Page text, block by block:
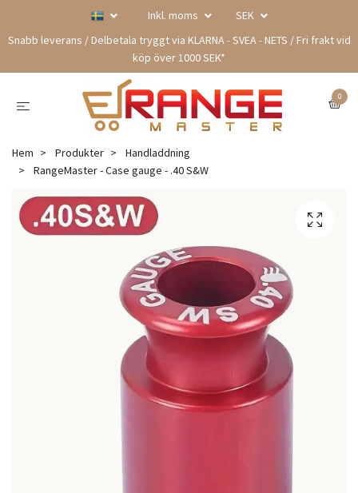
Inkl. moms
SEK
Snabb leverans / Delbetala tryggt via KLARNA - SVEA - NETS / Fri frakt vid
köp över 1000 SEK*
0
Hem Produkter
Handladdning
RangeMaster - Case gauge - .40 S&W